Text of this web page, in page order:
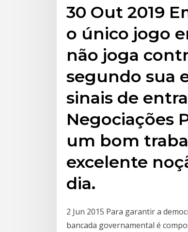
30 Out 2019
o único jogo
não joga
segundo sua
sinais de
Negociações
um bom
excelente
dia.
2 Jun 2015 Para garantir a
bancada governamental é